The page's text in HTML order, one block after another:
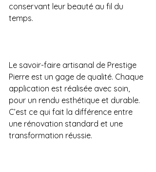
conservant leur beauté au fil du
temps.
Le savoir-faire artisanal de Prestige
Pierre est un gage de qualité. Chaque
application est réalisée avec soin,
pour un rendu esthétique et durable.
C’est ce qui fait la différence entre
une rénovation standard et une
transformation réussie.